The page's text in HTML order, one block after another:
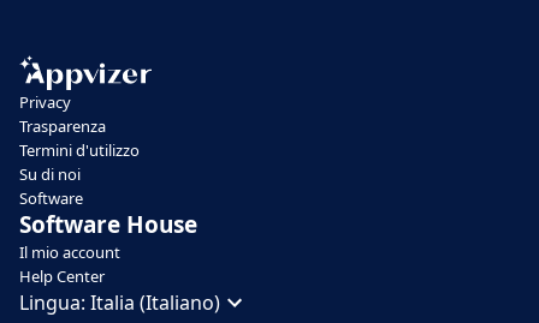
Privacy
Trasparenza
Termini d'utilizzo
Su di noi
Software
Software House
Il mio account
Help Center
Lingua: Italia (Italiano)